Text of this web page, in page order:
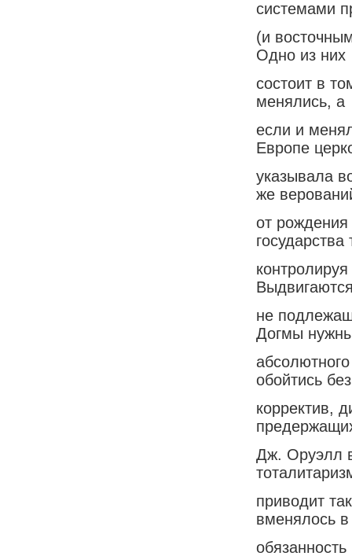
системами
(и
Одно из них
состоит в
менялись, а
если и
Европе
указывала
же
от рождения
государства
не
Догмы
обойтись без
корректив,
Дж. Оруэлл
приводит
вменялось в